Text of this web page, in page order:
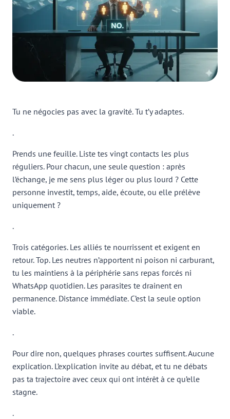
Tu ne négocies pas avec la gravité. Tu t’y adaptes.
.
Prends une feuille. Liste tes vingt contacts les plus
réguliers. Pour chacun, une seule question : après
l’échange, je me sens plus léger ou plus lourd ? Cette
personne investit, temps, aide, écoute, ou elle prélève
uniquement ?
.
Trois catégories. Les alliés te nourrissent et exigent en
retour. Top. Les neutres n’apportent ni poison ni carburant,
tu les maintiens à la périphérie sans repas forcés ni
WhatsApp quotidien. Les parasites te drainent en
permanence. Distance immédiate. C’est la seule option
viable.
.
Pour dire non, quelques phrases courtes suffisent. Aucune
explication. L’explication invite au débat, et tu ne débats
pas ta trajectoire avec ceux qui ont intérêt à ce qu’elle
stagne.
.